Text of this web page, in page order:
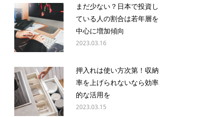
まだ少ない？日本で投資し
ている人の割合は若年層を
中心に増加傾向
2023.03.16
押入れは使い方次第！収納
率を上げられないなら効率
的な活用を
2023.03.15